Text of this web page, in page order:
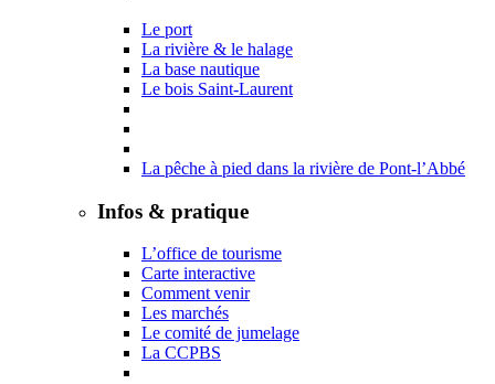
Le port
La rivière & le halage
La base nautique
Le bois Saint-Laurent
La pêche à pied dans la rivière de Pont-l’Abbé
Infos & pratique
L’office de tourisme
Carte interactive
Comment venir
Les marchés
Le comité de jumelage
La CCPBS